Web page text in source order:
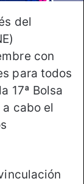
del
con
para todos
17ª Bolsa
cabo el